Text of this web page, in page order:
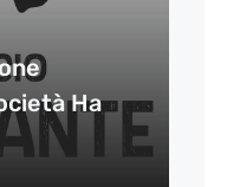
Ha